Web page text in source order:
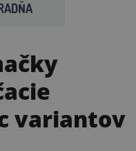
variantov